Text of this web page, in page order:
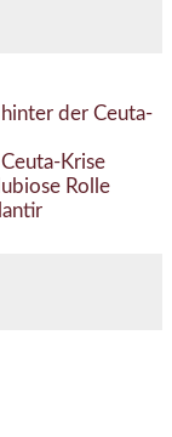
der Ceuta-
Krise
Rolle